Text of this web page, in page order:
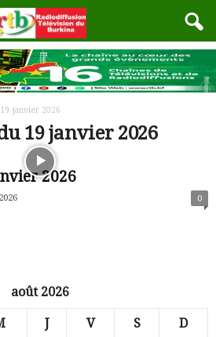
janvier 2026
19 janvier 2026
2026
0
août 2026
J V S D